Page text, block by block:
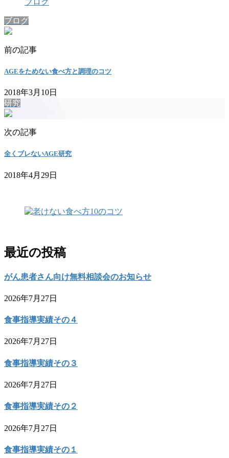
ブログ
前の記事
AGEをためない食べ方と調理のコツ
2018年3月10日
研究
次の記事
全くブレないAGE研究
2018年4月29日
最近の投稿
がん患者さん向け無料相談会のお知らせ
2026年7月27日
食事指導実績その４
2026年7月27日
食事指導実績その３
2026年7月27日
食事指導実績その２
2026年7月27日
食事指導実績その１